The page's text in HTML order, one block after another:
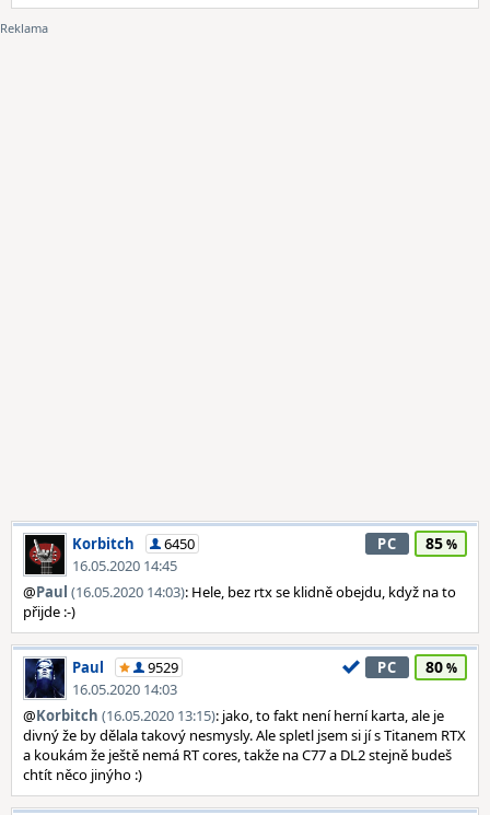
Korbitch
6450
16.05.2020 14:45
PC 85
@Paul (16.05.2020 14:03): Hele, bez rtx se klidně obejdu, když na to
přijde :-)
Paul
9529
16.05.2020 14:03
PC 80
@Korbitch (16.05.2020 13:15): jako, to fakt není herní karta, ale je
divný že by dělala takový nesmysly. Ale spletl jsem si jí s Titanem RTX
a koukám že ještě nemá RT cores, takže na C77 a DL2 stejně budeš
chtít něco jinýho :)